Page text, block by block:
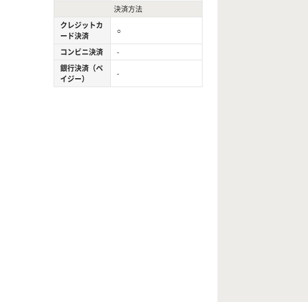
決済方法
クレジットカ
ード決済
○
コンビニ決済
-
銀行決済（ペ
イジー）
-